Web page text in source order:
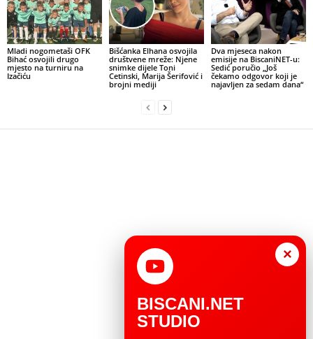
Mladi nogometaši OFK
Bihać osvojili drugo
mjesto na turniru na
Izačiću
Bišćanka Elhana osvojila
društvene mreže: Njene
snimke dijele Toni
Cetinski, Marija Šerifović i
brojni mediji
Dva mjeseca nakon
emisije na BiscaniNET-u:
Sedić poručio „Još
čekamo odgovor koji je
najavljen za sedam dana“
×
BISCANI.NET
STUDIO